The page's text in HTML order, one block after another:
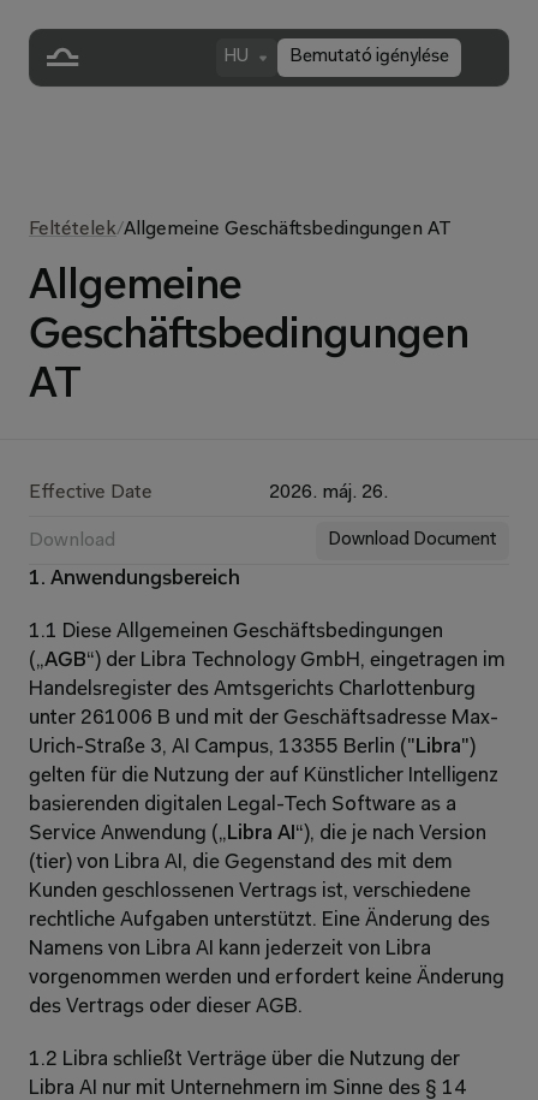
Bemutató igénylése
HU
Feltételek/Allgemeine Geschäftsbedingungen AT
Allgemeine
Geschäftsbedingungen
AT
Effective Date 2026. máj. 26.
Download Download Document
1. Anwendungsbereich
1.1 Diese Allgemeinen Geschäftsbedingungen
(„AGB“) der Libra Technology GmbH, eingetragen im
Handelsregister des Amtsgerichts Charlottenburg
unter 261006 B und mit der Geschäftsadresse Max-
Urich-Straße 3, AI Campus, 13355 Berlin (" Libra")
gelten für die Nutzung der auf Künstlicher Intelligenz
basierenden digitalen Legal-Tech Software as a
Service Anwendung („ Libra AI “), die je nach Version
(tier) von Libra AI, die Gegenstand des mit dem
Kunden geschlossenen Vertrags ist, verschiedene
rechtliche Aufgaben unterstützt. Eine Änderung des
Namens von Libra AI kann jederzeit von Libra
vorgenommen werden und erfordert keine Änderung
des Vertrags oder dieser AGB.
1.2 Libra schließt Verträge über die Nutzung der
Libra AI nur mit Unternehmern im Sinne des § 14